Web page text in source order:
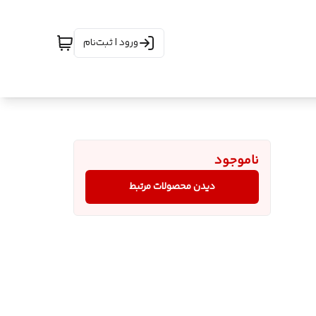
ورود | ثبت‌نام
ناموجود
دیدن محصولات مرتبط